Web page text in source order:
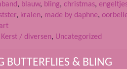
, blauw, bling, christmas,
, kralen, made by daphne,
Kerst / diversen, Uncategorized
BUTTERFLIES & BLING